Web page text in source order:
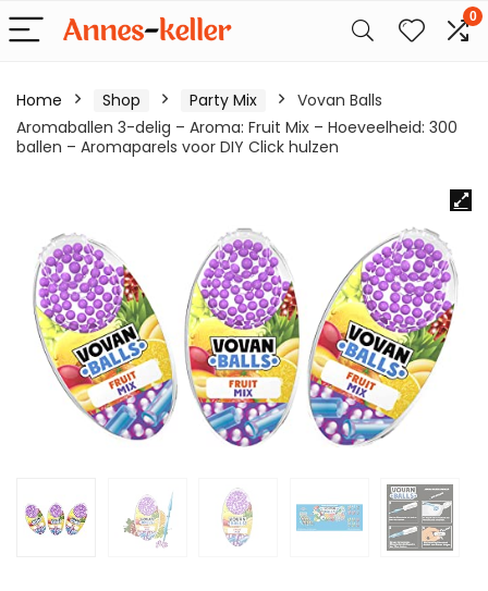
0
Home Shop Party Mix
Vovan Balls
Aromaballen 3-delig – Aroma: Fruit Mix – Hoeveelheid: 300
ballen – Aromaparels voor DIY Click hulzen